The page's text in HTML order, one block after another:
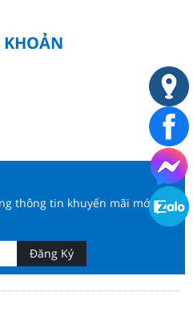
thông tin khuyến mãi mới
Đăng Ký